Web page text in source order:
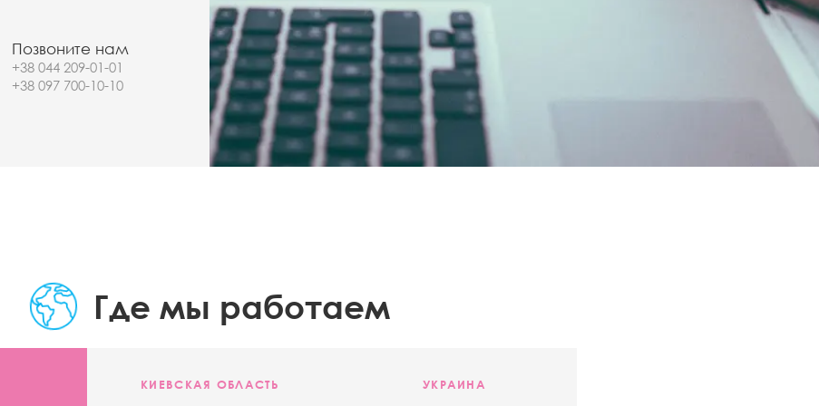
Позвоните нам
+38 044 209-01-01
+38 097 700-10-10
Где мы работаем
КИЕВСКАЯ ОБЛАСТЬ УКРАИНА